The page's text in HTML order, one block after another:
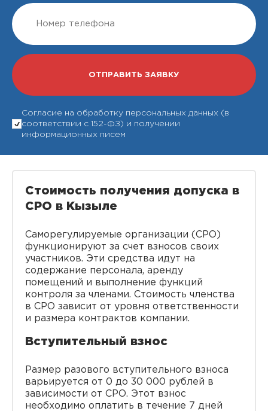
Согласие на обработку персональных данных (в
соответствии с 152-ФЗ) и получении
информационных писем
Стоимость получения допуска в
СРО в Кызыле
Саморегулируемые организации (СРО)
функционируют за счет взносов своих
участников. Эти средства идут на
содержание персонала, аренду
помещений и выполнение функций
контроля за членами. Стоимость членства
в СРО зависит от уровня ответственности
и размера контрактов компании.
Вступительный взнос
Размер разового вступительного взноса
варьируется от 0 до 30 000 рублей в
зависимости от СРО. Этот взнос
необходимо оплатить в течение 7 дней